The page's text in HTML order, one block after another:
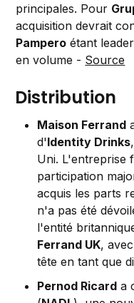
principales. Pour
acquisition devrait
Pampero étant
en volume - Source
Distribution
Maison Ferrand
d'Identity Drinks
Uni. L'entreprise
participation
acquis les parts
n'a pas été
l'entité
Ferrand UK, avec
tête en tant que
Pernod Ricard a